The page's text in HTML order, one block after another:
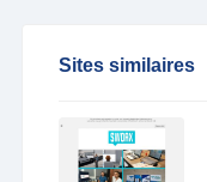
Sites similaires